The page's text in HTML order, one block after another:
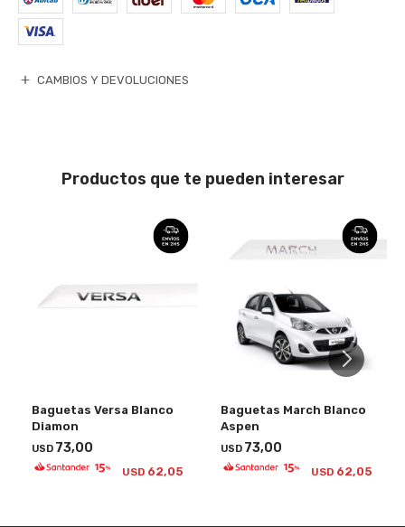
CAMBIOS Y DEVOLUCIONES
Productos que te pueden interesar
Baguetas Versa Blanco
Diamon
USD 73,00
USD 62,05
Baguetas March Blanco
Aspen
USD 73,00
USD 62,05